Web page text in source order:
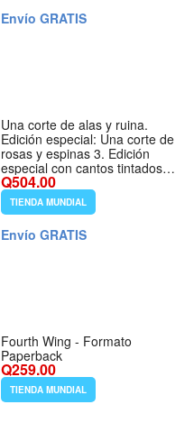
Envío GRATIS
Una corte de alas y ruina.
Edición especial: Una corte de
rosas y espinas 3. Edición
especial con cantos tintados -
Formato Hardcover
Q504.00
TIENDA MUNDIAL
Envío GRATIS
Fourth Wing - Formato
Paperback
Q259.00
TIENDA MUNDIAL